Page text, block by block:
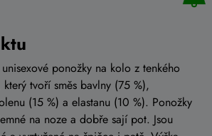
ponožky na kolo z tenkého
tvoří směs bavlny (75 %),
(15 %) a elastanu (10 %). Ponožky
na noze a dobře sají pot. Jsou